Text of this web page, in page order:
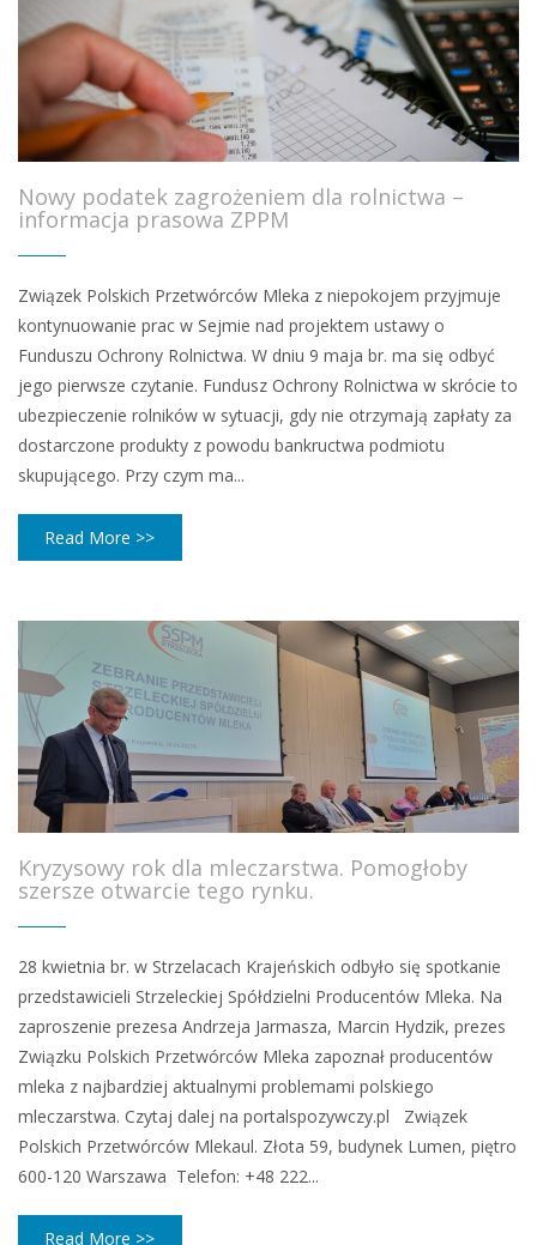
Nowy podatek zagrożeniem dla rolnictwa –
informacja prasowa ZPPM
Związek Polskich Przetwórców Mleka z niepokojem przyjmuje
kontynuowanie prac w Sejmie nad projektem ustawy o
Funduszu Ochrony Rolnictwa. W dniu 9 maja br. ma się odbyć
jego pierwsze czytanie. Fundusz Ochrony Rolnictwa w skrócie to
ubezpieczenie rolników w sytuacji, gdy nie otrzymają zapłaty za
dostarczone produkty z powodu bankructwa podmiotu
skupującego. Przy czym ma...
Read More >>
Kryzysowy rok dla mleczarstwa. Pomogłoby
szersze otwarcie tego rynku.
28 kwietnia br. w Strzelacach Krajeńskich odbyło się spotkanie
przedstawicieli Strzeleckiej Spółdzielni Producentów Mleka. Na
zaproszenie prezesa Andrzeja Jarmasza, Marcin Hydzik, prezes
Związku Polskich Przetwórców Mleka zapoznał producentów
mleka z najbardziej aktualnymi problemami polskiego
mleczarstwa. Czytaj dalej na portalspozywczy.pl Związek
Polskich Przetwórców Mlekaul. Złota 59, budynek Lumen, piętro
600-120 Warszawa Telefon: +48 222...
Read More >>